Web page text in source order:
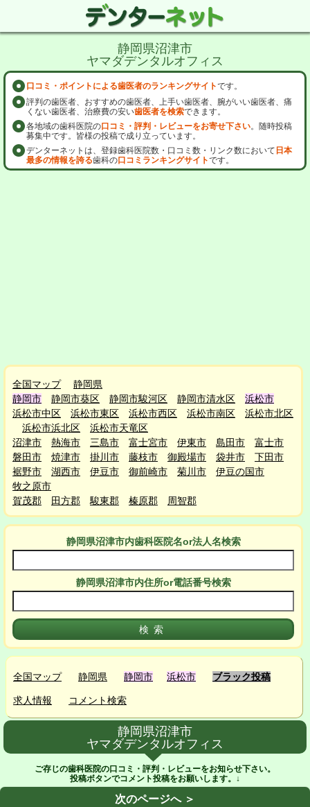
静岡県沼津市
ヤマダデンタルオフィス
口コミ・ポイントによる歯医者のランキングサイトです。
評判の歯医者、おすすめの歯医者、上手い歯医者、腕がいい歯医者、痛
くない歯医者、治療費の安い歯医者を検索できます。
各地域の歯科医院の口コミ・評判・レビューをお寄せ下さい。随時投稿
募集中です。皆様の投稿で成り立っています。
デンターネットは、登録歯科医院数・口コミ数・リンク数において 日本
最多の情報を誇る歯科の口コミランキングサイトです。
全国マップ
静岡県
静岡市
静岡市葵区 静岡市駿河区 静岡市清水区
浜松市
浜松市中区
浜松市東区 浜松市西区 浜松市南区
浜松市北区
浜松市浜北区
浜松市天竜区
沼津市
熱海市 三島市 富士宮市 伊東市 島田市
富士市
磐田市
焼津市 掛川市 藤枝市 御殿場市 袋井市
下田市
裾野市
湖西市 伊豆市 御前崎市 菊川市
伊豆の国市
牧之原市
賀茂郡
田方郡 駿東郡 榛原郡 周智郡
静岡県沼津市内歯科医院名or法人名検索
静岡県沼津市内住所or電話番号検索
全国マップ 静岡県 静岡市 浜松市 ブラック投稿
求人情報 コメント検索
静岡県沼津市
ヤマダデンタルオフィス
ご存じの歯科医院の口コミ・評判・レビューをお知らせ下さい。
投稿ボタンでコメント投稿をお願いします。↓
次のページへ ＞